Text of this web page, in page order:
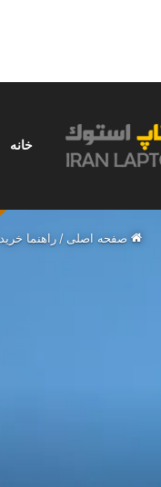
خانه
خبر فوری نحوه استفاده از ChatGPT در ایران؛ راهنمای کامل و بدون دردسر
صفحه اصلی / راهنما خرید